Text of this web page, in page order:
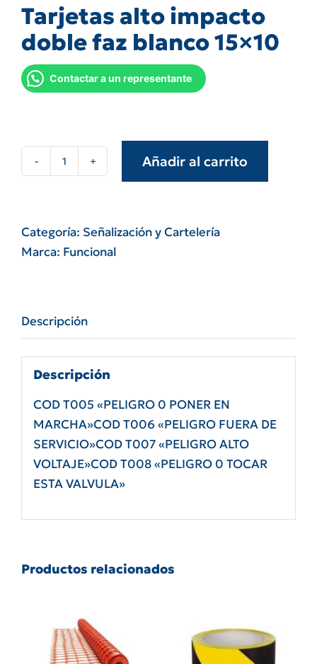
Tarjetas alto impacto
doble faz blanco 15×10
Contactar a un representante
Tarjetas
doble
faz
Añadir al carrito
Categoría: Señalización y Cartelería
Marca: Funcional
Descripción
Descripción
COD T005 «PELIGRO 0 PONER EN
MARCHA»COD T006 «PELIGRO FUERA DE
SERVICIO»COD T007 «PELIGRO ALTO
VOLTAJE»COD T008 «PELIGRO 0 TOCAR
ESTA VALVULA»
Productos relacionados